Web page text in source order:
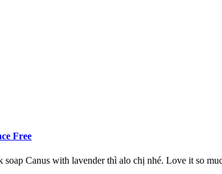
Free
Canus with lavender thì alo chị nhé. Love it so